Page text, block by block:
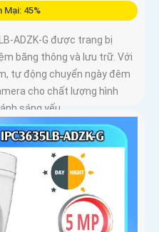
Mại: 45%
ADZK-G được trang bị
băng thông và lưu trữ. Với
tự động chuyển ngày đêm
cho chất lượng hình
sáng yếu